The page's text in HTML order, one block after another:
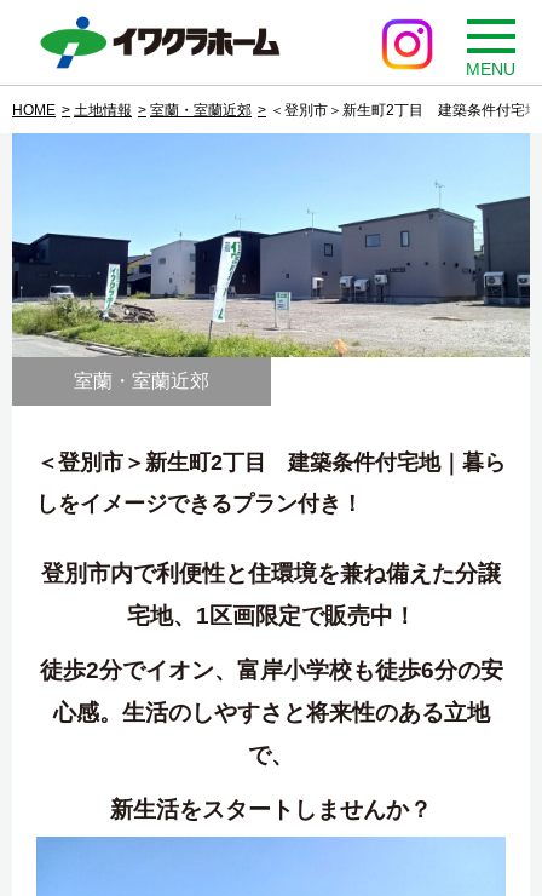
MENU
HOME 土地情報 室蘭・室蘭近郊 ＜登別市＞新生町2丁目 建築条件付宅
室蘭・室蘭近郊
＜登別市＞新生町2丁目 建築条件付宅地｜暮ら
しをイメージできるプラン付き！
登別市内で利便性と住環境を兼ね備えた分譲
宅地、1区画限定で販売中！
徒歩2分でイオン、富岸小学校も徒歩6分の安
心感。生活のしやすさと将来性のある立地
で、
新生活をスタートしませんか？